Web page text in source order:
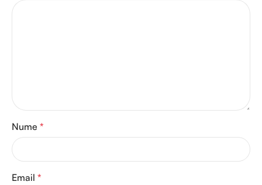
Nume *
Email *